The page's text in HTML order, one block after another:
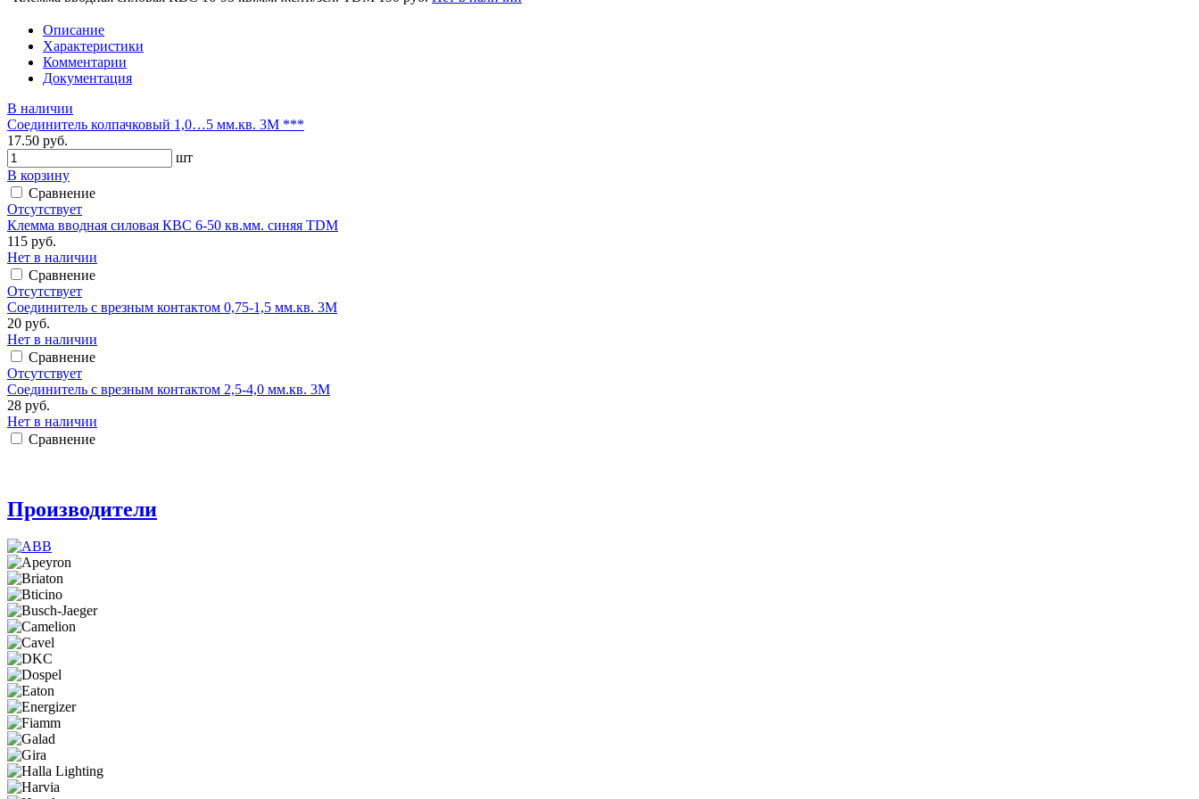
Описание
Характеристики
Комментарии
Документация
В наличии
Соединитель колпачковый 1,0…5 мм.кв. 3М ***
17.50 руб.
шт
В корзину
Сравнение
Отсутствует
Клемма вводная силовая КВС 6-50 кв.мм. синяя TDM
115 руб.
Нет в наличии
Сравнение
Отсутствует
Соединитель с врезным контактом 0,75-1,5 мм.кв. 3М
20 руб.
Нет в наличии
Сравнение
Отсутствует
Соединитель с врезным контактом 2,5-4,0 мм.кв. 3М
28 руб.
Нет в наличии
Сравнение
Производители